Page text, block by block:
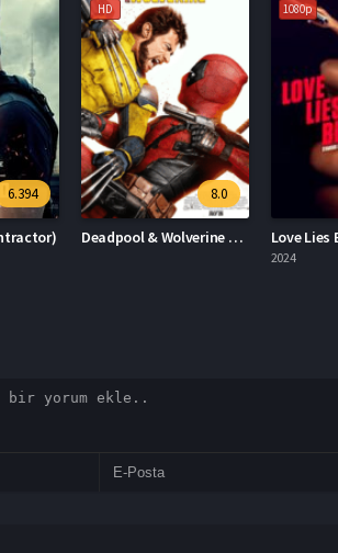
8.0
Deadpool & Wolverine Deadpool 3
1080p
6.9
Love Lies Bleeding 2024 – Aşk Kanayan Yalanlardır 1080p Turkce Dublaj izle
1080p
2024